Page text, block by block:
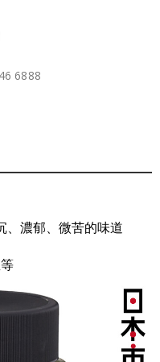
6888
、濃郁、微苦的味道